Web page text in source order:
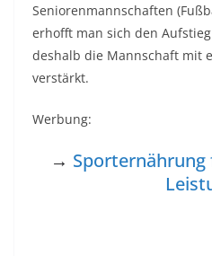
Seniorenmannschaften
erhofft man sich den
deshalb die Mannschaft mit
verstärkt.
Werbung:
→